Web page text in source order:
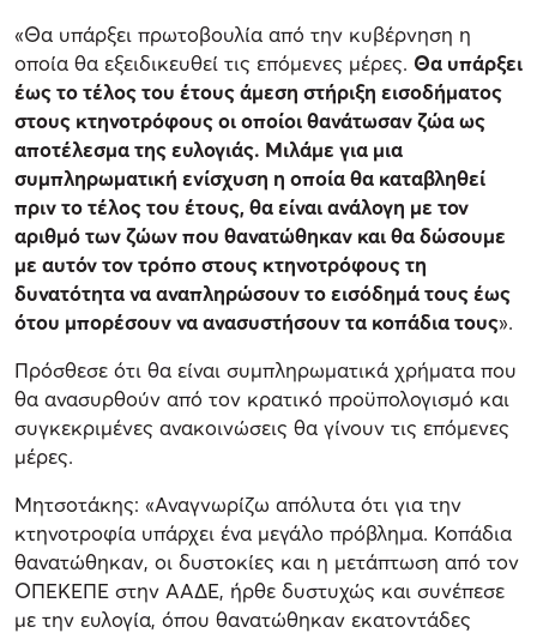
«Θα υπάρξει πρωτοβουλία από την κυβέρνηση η
οποία θα εξειδικευθεί τις επόμενες μέρες. Θα υπάρξει
έως το τέλος του έτους άμεση στήριξη εισοδήματος
στους κτηνοτρόφους οι οποίοι θανάτωσαν ζώα ως
αποτέλεσμα της ευλογιάς. Μιλάμε για μια
συμπληρωματική ενίσχυση η οποία θα καταβληθεί
πριν το τέλος του έτους, θα είναι ανάλογη με τον
αριθμό των ζώων που θανατώθηκαν και θα δώσουμε
με αυτόν τον τρόπο στους κτηνοτρόφους τη
δυνατότητα να αναπληρώσουν το εισόδημά τους έως
ότου μπορέσουν να ανασυστήσουν τα κοπάδια τους».
Πρόσθεσε ότι θα είναι συμπληρωματικά χρήματα που
θα ανασυρθούν από τον κρατικό προϋπολογισμό και
συγκεκριμένες ανακοινώσεις θα γίνουν τις επόμενες
μέρες.
Μητσοτάκης: «Αναγνωρίζω απόλυτα ότι για την
κτηνοτροφία υπάρχει ένα μεγάλο πρόβλημα. Κοπάδια
θανατώθηκαν, οι δυστοκίες και η μετάπτωση από τον
ΟΠΕΚΕΠΕ στην ΑΑΔΕ, ήρθε δυστυχώς και συνέπεσε
με την ευλογία, όπου θανατώθηκαν εκατοντάδες